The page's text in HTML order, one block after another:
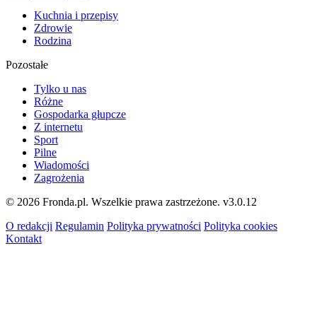
Kuchnia i przepisy
Zdrowie
Rodzina
Pozostałe
Tylko u nas
Różne
Gospodarka głupcze
Z internetu
Sport
Pilne
Wiadomości
Zagrożenia
© 2026 Fronda.pl. Wszelkie prawa zastrzeżone. v3.0.12
O redakcji Regulamin Polityka prywatności Polityka cookies
Kontakt